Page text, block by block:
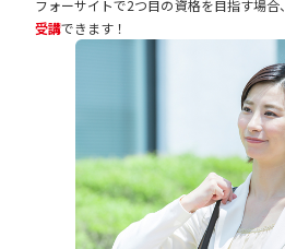
フォーサイトで2つ目の資格を目指す場合、
受講できます！